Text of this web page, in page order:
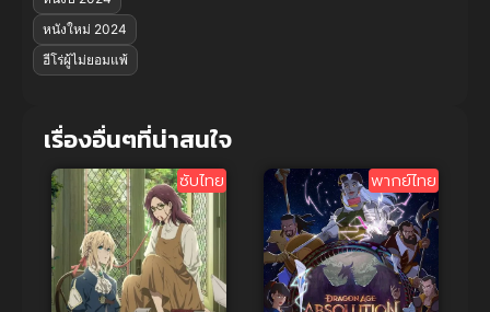
หนังใหม่ 2024
ฮีโร่ผู้ไม่ยอมแพ้
เรื่องอื่นๆที่น่าสนใจ
ซับไทย พากย์ไทย